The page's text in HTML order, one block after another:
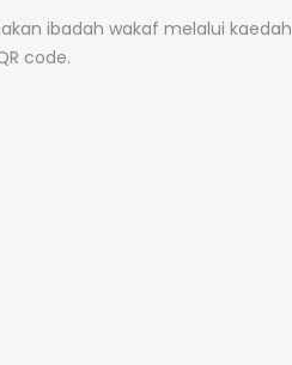
ibadah wakaf melalui kaedah
code.